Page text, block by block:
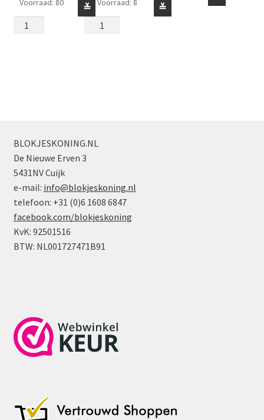
Plasmaspoor
/Zwiepeffect
≚
Voorraad: 80
Puntige
Golvende
≚
Voorraad: 8
of
BLOKJESKONING.NL
De Nieuwe Erven 3
5431NV Cuijk
e-mail: info@blokjeskoning.nl
telefoon: +31 (0)6 1608 6847
facebook.com/blokjeskoning
KvK: 92501516
BTW: NL001727471B91